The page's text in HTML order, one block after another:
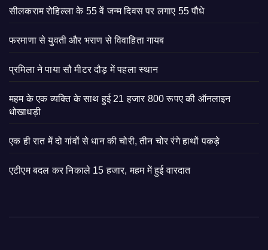
सीलकराम रोहिल्ला के 55 वें जन्म दिवस पर लगाए 55 पौधे
फरमाणा से युवती और भराण से विवाहिता गायब
प्रमिला ने पाया सौ मीटर दौड़ में पहला स्थान
महम के एक व्यक्ति के साथ हुई 21 हजार 800 रूपए की ऑनलाइन
धोखाधड़ी
एक ही रात में दो गांवों से धान की चोरी, तीन चोर रंगे हाथों पकड़े
एटीएम बदल कर निकाले 15 हजार, महम में हुई वारदात